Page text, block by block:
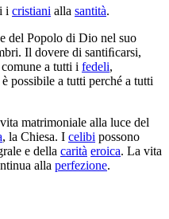
i cristiani alla santità.
del Popolo di Dio nel suo
Il dovere di santiﬁcarsi,
comune a tutti i fedeli,
possibile a tutti perché a tutti
matrimoniale alla luce del
, la Chiesa. I celibi possono
e della carità eroica. La vita
alla perfezione.